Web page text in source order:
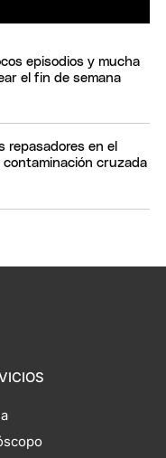
episodios y mucha
el fin de semana
repasadores en el
contaminación cruzada